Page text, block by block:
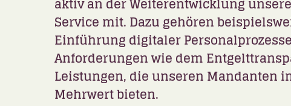
Service mit. Dazu gehören
Einführung digitaler
Anforderungen wie dem
Leistungen, die unseren Mandanten
Mehrwert bieten.